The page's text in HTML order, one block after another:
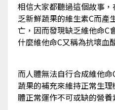
相信大家都聽過這個故事
乏新鮮蔬果的維生素C而產
亡，因而發現缺乏維他命C
什麼維他命C又稱為抗壞血
而人體無法自行合成維他
蔬果的補充來維持正常生
體正常運作不可或缺的營養